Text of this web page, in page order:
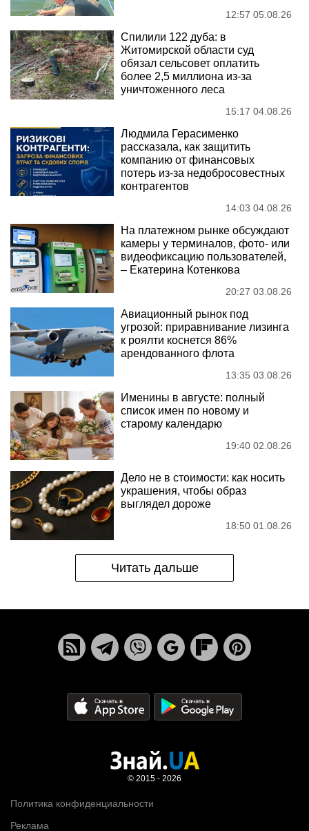
12:57 05.08.26
Спилили 122 дуба: в
Житомирской области суд
обязал сельсовет оплатить
более 2,5 миллиона из-за
уничтоженного леса
15:17 04.08.26
Людмила Герасименко
рассказала, как защитить
компанию от финансовых
потерь из-за недобросовестных
контрагентов
14:03 04.08.26
На платежном рынке обсуждают
камеры у терминалов, фото- или
видеофиксацию пользователей,
– Екатерина Котенкова
20:27 03.08.26
Авиационный рынок под
угрозой: приравнивание лизинга
к роялти коснется 86%
арендованного флота
13:35 03.08.26
Именины в августе: полный
список имен по новому и
старому календарю
19:40 02.08.26
Дело не в стоимости: как носить
украшения, чтобы образ
выглядел дороже
18:50 01.08.26
Читать дальше
Политика конфиденциальности
Реклама
© 2015 - 2026